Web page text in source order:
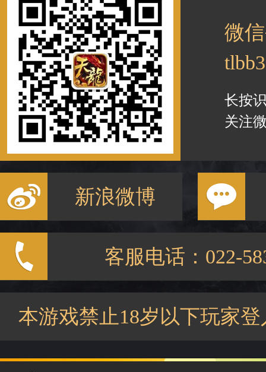
微
长按
关注
新浪微博
客服电话：022-
本游戏禁止18岁以下玩家